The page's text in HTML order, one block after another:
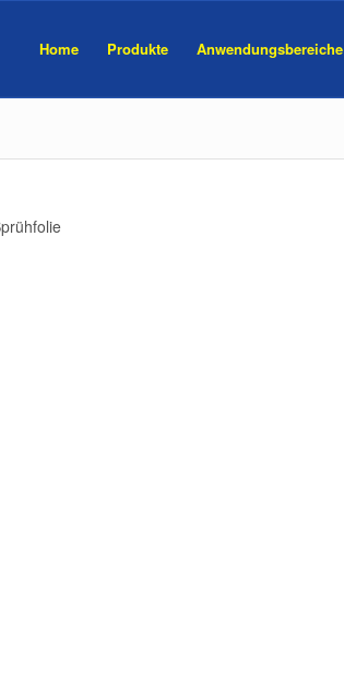
Home Produkte Anwendungsbereiche